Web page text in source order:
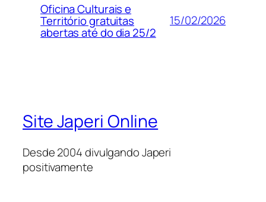
Oficina Culturais e
Território gratuitas
abertas até do dia 25/2
15/02/2026
Site Japeri Online
Desde 2004 divulgando Japeri
positivamente